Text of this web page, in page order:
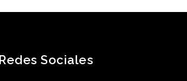
Redes Sociales